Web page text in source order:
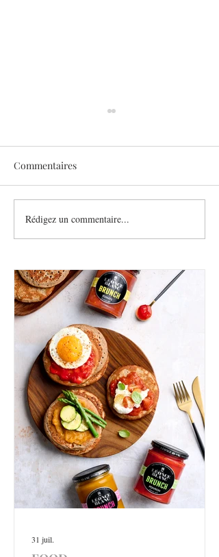
Commentaires
Rédigez un commentaire...
31 juil.